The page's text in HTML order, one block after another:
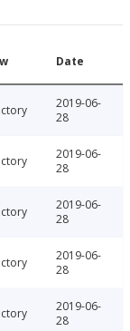
Date
2019-06-
28
2019-06-
28
2019-06-
28
2019-06-
28
2019-06-
28